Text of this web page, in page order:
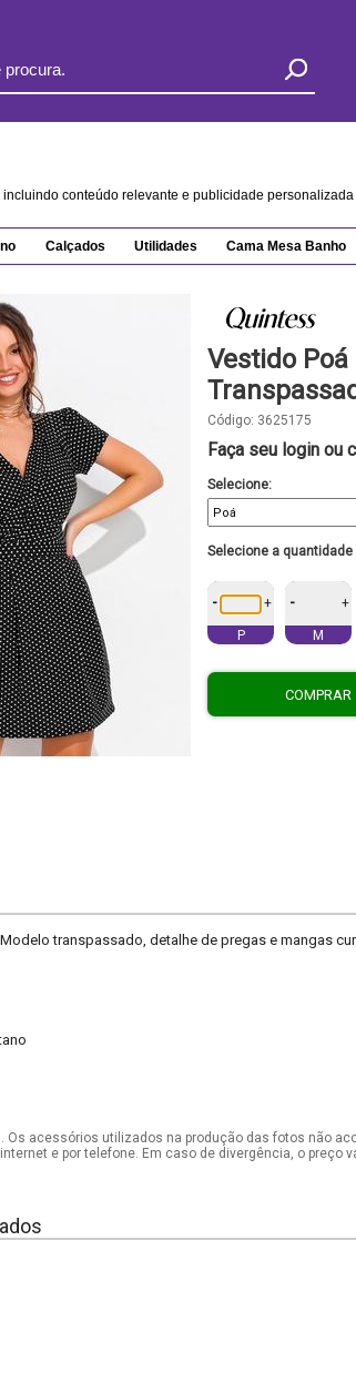
conteúdo relevante e publicidade
Calçados Utilidades Cama Mesa Banho
Vestido
Código: 3625175
Faça seu login ou
Selecione:
Selecione a
- +
P
- +
M
COMPRAR
transpassado, detalhe de pregas e mangas
Os acessórios utilizados na produção das fotos não
e por telefone. Em caso de divergência, o preço